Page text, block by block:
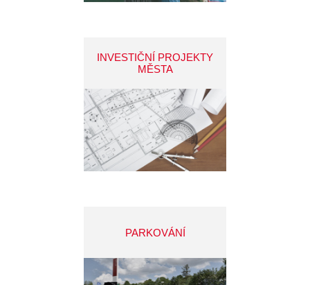
INVESTIČNÍ PROJEKTY
MĚSTA
PARKOVÁNÍ